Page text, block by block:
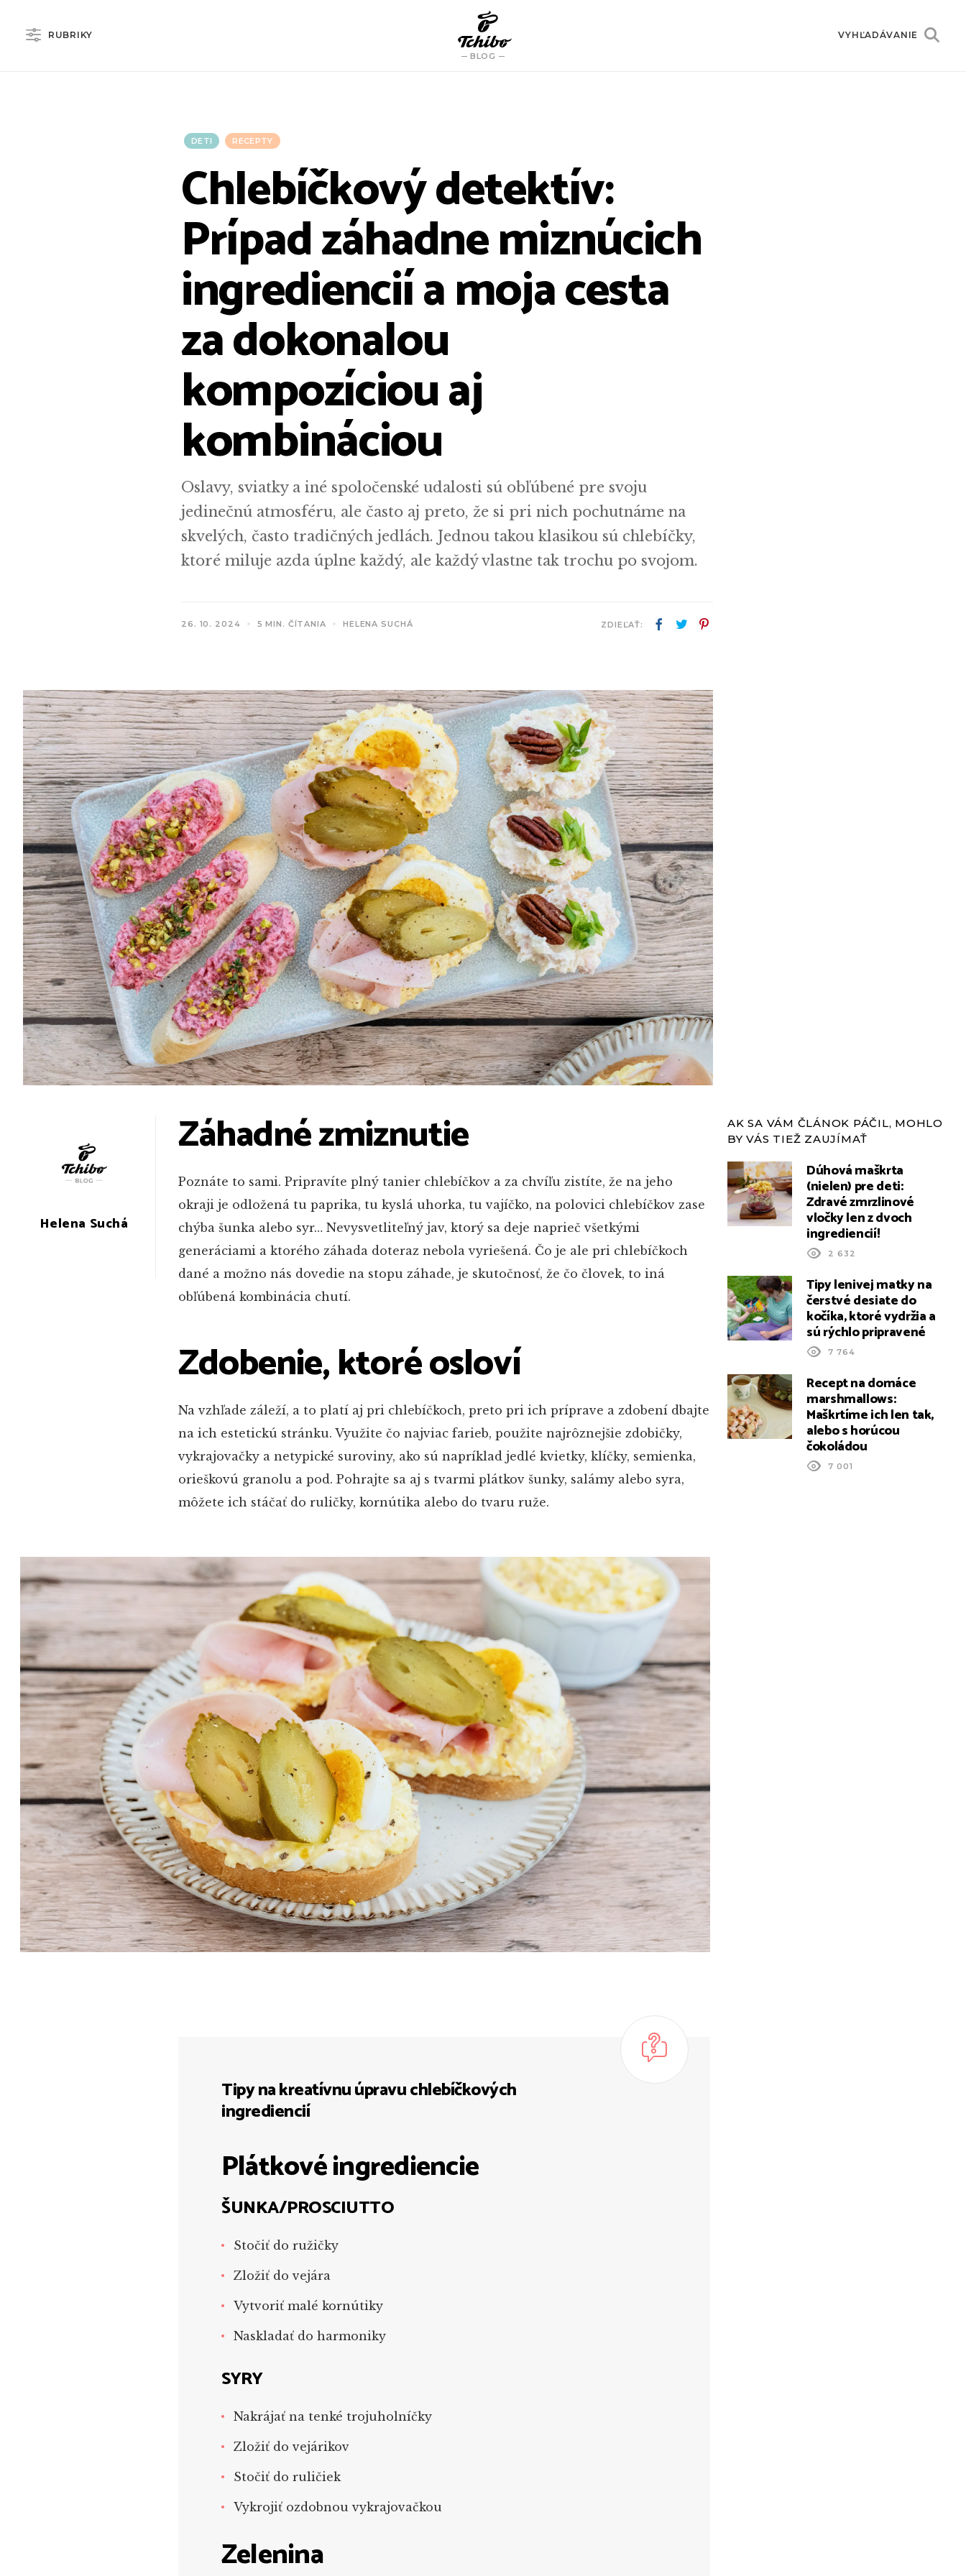
RUBRIKY
BLOG
VYHĽADÁVANIE
DETI RECEPTY
Chlebíčkový detektív:
Prípad záhadne miznúcich
ingrediencií a moja cesta
za dokonalou
kompozíciou aj
kombináciou
Oslavy, sviatky a iné spoločenské udalosti sú obľúbené pre svoju
jedinečnú atmosféru, ale často aj preto, že si pri nich pochutnáme na
skvelých, často tradičných jedlách. Jednou takou klasikou sú chlebíčky,
ktoré miluje azda úplne každý, ale každý vlastne tak trochu po svojom.
26. 10. 2024 5 MIN. ČÍTANIA HELENA SUCHÁ ZDIEĽAŤ:
Helena Suchá
Záhadné zmiznutie
Poznáte to sami. Pripravíte plný tanier chlebíčkov a za chvíľu zistíte, že na jeho
okraji je odložená tu paprika, tu kyslá uhorka, tu vajíčko, na polovici chlebíčkov zase
chýba šunka alebo syr… Nevysvetliteľný jav, ktorý sa deje naprieč všetkými
generáciami a ktorého záhada doteraz nebola vyriešená. Čo je ale pri chlebíčkoch
dané a možno nás dovedie na stopu záhade, je skutočnosť, že čo človek, to iná
obľúbená kombinácia chutí.
Zdobenie, ktoré osloví
Na vzhľade záleží, a to platí aj pri chlebíčkoch, preto pri ich príprave a zdobení dbajte
na ich estetickú stránku. Využite čo najviac farieb, použite najrôznejšie zdobičky,
vykrajovačky a netypické suroviny, ako sú napríklad jedlé kvietky, klíčky, semienka,
orieškovú granolu a pod. Pohrajte sa aj s tvarmi plátkov šunky, salámy alebo syra,
môžete ich stáčať do ruličky, kornútika alebo do tvaru ruže.
Tipy na kreatívnu úpravu chlebíčkových
ingrediencií
Plátkové ingrediencie
ŠUNKA/PROSCIUTTO
Stočiť do ružičky
Zložiť do vejára
Vytvoriť malé kornútiky
Naskladať do harmoniky
SYRY
Nakrájať na tenké trojuholníčky
Zložiť do vejárikov
Stočiť do ruličiek
Vykrojiť ozdobnou vykrajovačkou
Zelenina
AK SA VÁM ČLÁNOK PÁČIL, MOHLO
BY VÁS TIEŽ ZAUJÍMAŤ
Dúhová maškrta
(nielen) pre deti:
Zdravé zmrzlinové
vločky len z dvoch
ingrediencií!
2 632
Tipy lenivej matky na
čerstvé desiate do
kočíka, ktoré vydržia a
sú rýchlo pripravené
7 764
Recept na domáce
marshmallows:
Maškrtíme ich len tak,
alebo s horúcou
čokoládou
7 001